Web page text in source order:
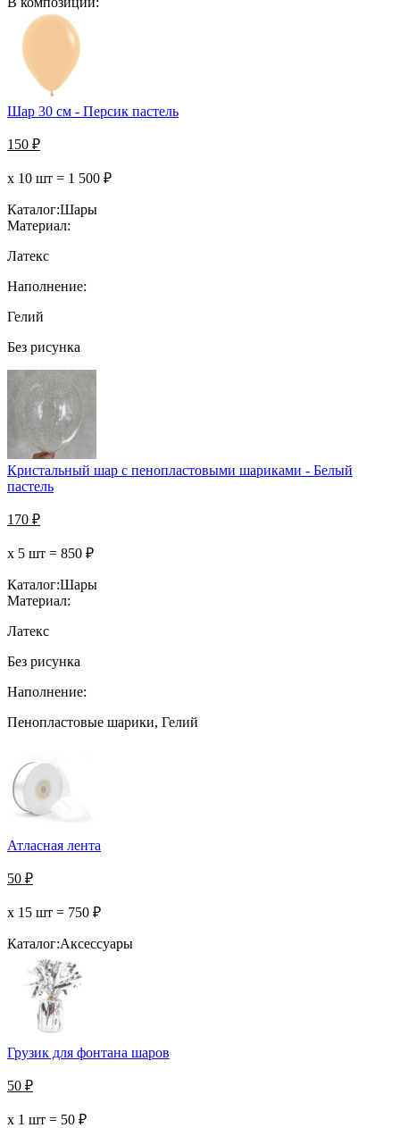
Шар 30 см - Персик пастель
150 ₽
х 10 шт = 1 500 ₽
Каталог:Шары
Материал:
Латекс
Наполнение:
Гелий
Без рисунка
Кристальный шар с пенопластовыми шариками - Белый
пастель
170 ₽
х 5 шт = 850 ₽
Каталог:Шары
Материал:
Латекс
Без рисунка
Наполнение:
Пенопластовые шарики, Гелий
Атласная лента
50 ₽
х 15 шт = 750 ₽
Каталог:Аксессуары
Грузик для фонтана шаров
50 ₽
х 1 шт = 50 ₽